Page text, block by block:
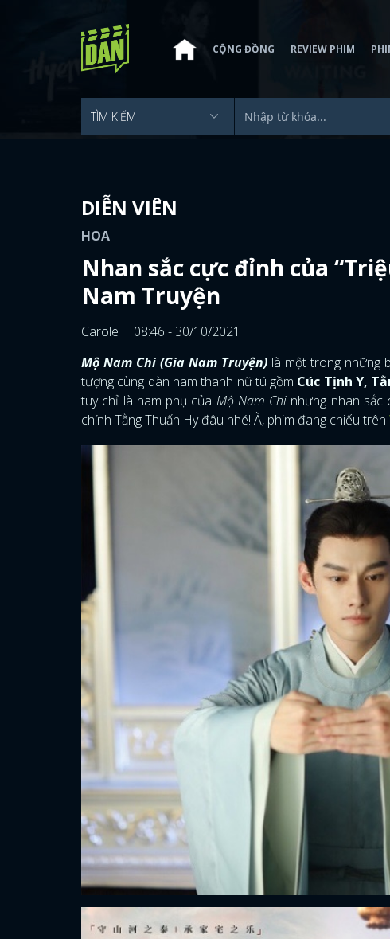
CỘNG ĐỒNG REVIEW PHIM
DIỄN VIÊN
HOA
Nhan sắc cực đỉnh của
Nam Truyện
Carole
08:46 - 30/10/2021
Mộ Nam Chi (Gia Nam Truyện) là một trong những
tượng cùng dàn nam thanh nữ tú gồm Cúc Tịnh Y,
tuy chỉ là nam phụ của Mộ Nam Chi nhưng nhan sắc
chính Tằng Thuấn Hy đâu nhé! À, phim đang chiếu trên